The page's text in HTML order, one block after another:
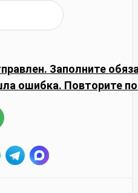
Заполните
ошибка. Повторите